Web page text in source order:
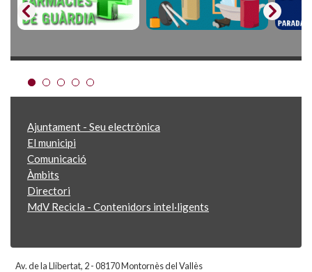
Ajuntament - Seu electrònica
El municipi
Comunicació
Àmbits
Directori
MdV Recicla - Contenidors intel·ligents
Av. de la Llibertat, 2 - 08170 Montornès del Vallès